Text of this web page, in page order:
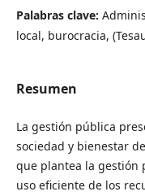
Palabras clave:
local, burocracia,
Resumen
La gestión pública
sociedad y bienestar
que plantea la gestión
uso eficiente de los